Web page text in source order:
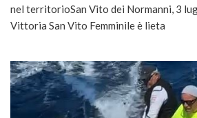
nel territorioSan Vito dei Normanni, 3
Vittoria San Vito Femminile è lieta